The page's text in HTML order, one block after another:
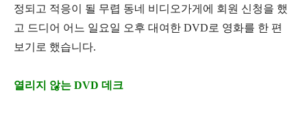
정되고 적응이 될 무렵 동네 비디오가게에 회원 신청을 했
고 드디어 어느 일요일 오후 대여한 DVD 로 영화를 한 편
보기로 했습니다.
열리지 않는 DVD 데크